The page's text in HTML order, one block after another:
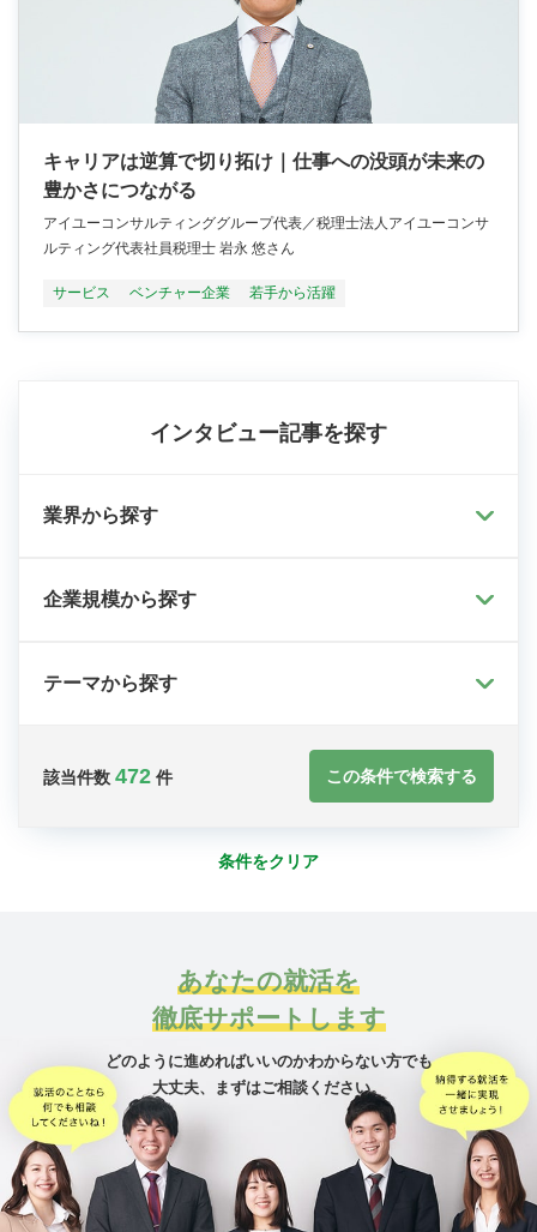
キャリアは逆算で切り拓け｜仕事への没頭が未来の
豊かさにつながる
アイユーコンサルティンググループ代表／税理士法人アイユーコンサ
ルティング代表社員税理士 岩永 悠さん
サービス ベンチャー企業 若手から活躍
インタビュー記事を探す
業界から探す
企業規模から探す
テーマから探す
該当件数 472 件 この条件で検索する
条件をクリア
あなたの就活を
徹底サポートします
どのように進めればいいのかわからない方でも
大丈夫、
まずはご相談ください。